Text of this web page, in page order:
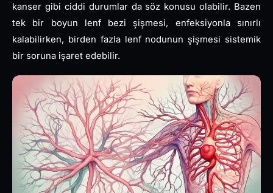
kanser gibi ciddi durumlar da söz konusu olabilir. Bazen
tek bir boyun lenf bezi şişmesi, enfeksiyonla sınırlı
kalabilirken, birden fazla lenf nodunun şişmesi sistemik
bir soruna işaret edebilir.